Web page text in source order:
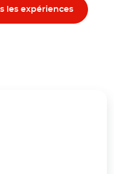
les expériences